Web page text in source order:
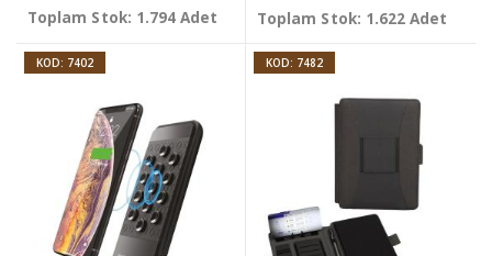
Toplam Stok: 1.794 Adet Toplam Stok: 1.622 Adet
KOD: 7402 KOD: 7482